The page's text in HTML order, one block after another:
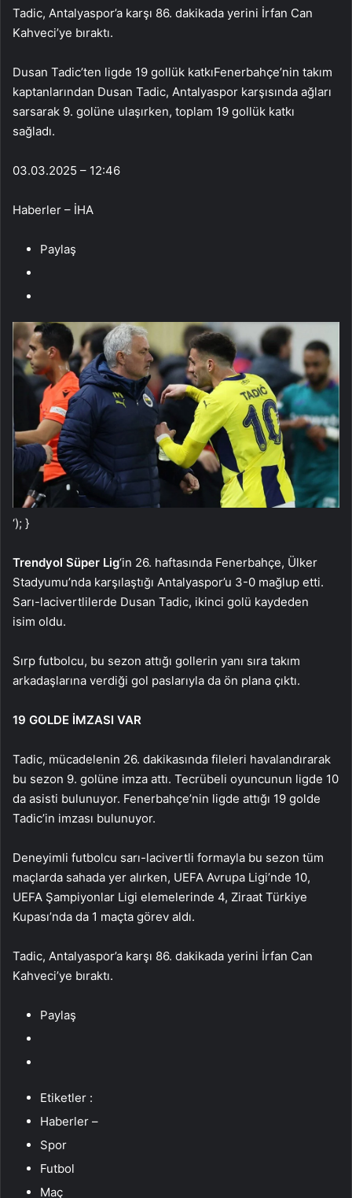
Tadic, Antalyaspor’a karşı 86. dakikada yerini İrfan Can
Kahveci’ye bıraktı.
Dusan Tadic’ten ligde 19 gollük katkıFenerbahçe’nin takım
kaptanlarından Dusan Tadic, Antalyaspor karşısında ağları
sarsarak 9. golüne ulaşırken, toplam 19 gollük katkı
sağladı.
03.03.2025 – 12:46
Haberler – İHA
Paylaş
‘); }
Trendyol Süper Lig‘in 26. haftasında Fenerbahçe, Ülker
Stadyumu’nda karşılaştığı Antalyaspor’u 3-0 mağlup etti.
Sarı-lacivertlilerde Dusan Tadic, ikinci golü kaydeden
isim oldu.
Sırp futbolcu, bu sezon attığı gollerin yanı sıra takım
arkadaşlarına verdiği gol paslarıyla da ön plana çıktı.
19 GOLDE İMZASI VAR
Tadic, mücadelenin 26. dakikasında fileleri havalandırarak
bu sezon 9. golüne imza attı. Tecrübeli oyuncunun ligde 10
da asisti bulunuyor. Fenerbahçe’nin ligde attığı 19 golde
Tadic’in imzası bulunuyor.
Deneyimli futbolcu sarı-lacivertli formayla bu sezon tüm
maçlarda sahada yer alırken, UEFA Avrupa Ligi’nde 10,
UEFA Şampiyonlar Ligi elemelerinde 4, Ziraat Türkiye
Kupası’nda da 1 maçta görev aldı.
Tadic, Antalyaspor’a karşı 86. dakikada yerini İrfan Can
Kahveci’ye bıraktı.
Paylaş
Etiketler :
Haberler –
Spor
Futbol
Maç